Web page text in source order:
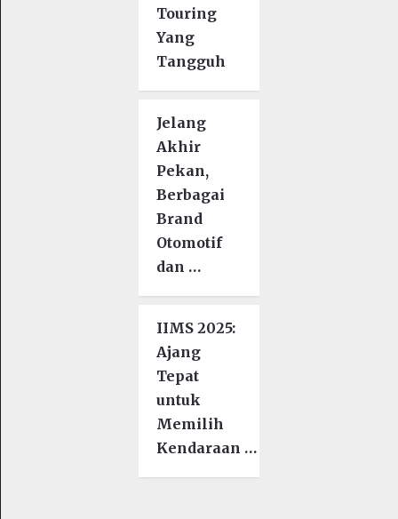
Touring
Yang
Tangguh
Jelang
Akhir
Pekan,
Berbagai
Brand
Otomotif
dan …
IIMS 2025:
Ajang
Tepat
untuk
Memilih
Kendaraan …